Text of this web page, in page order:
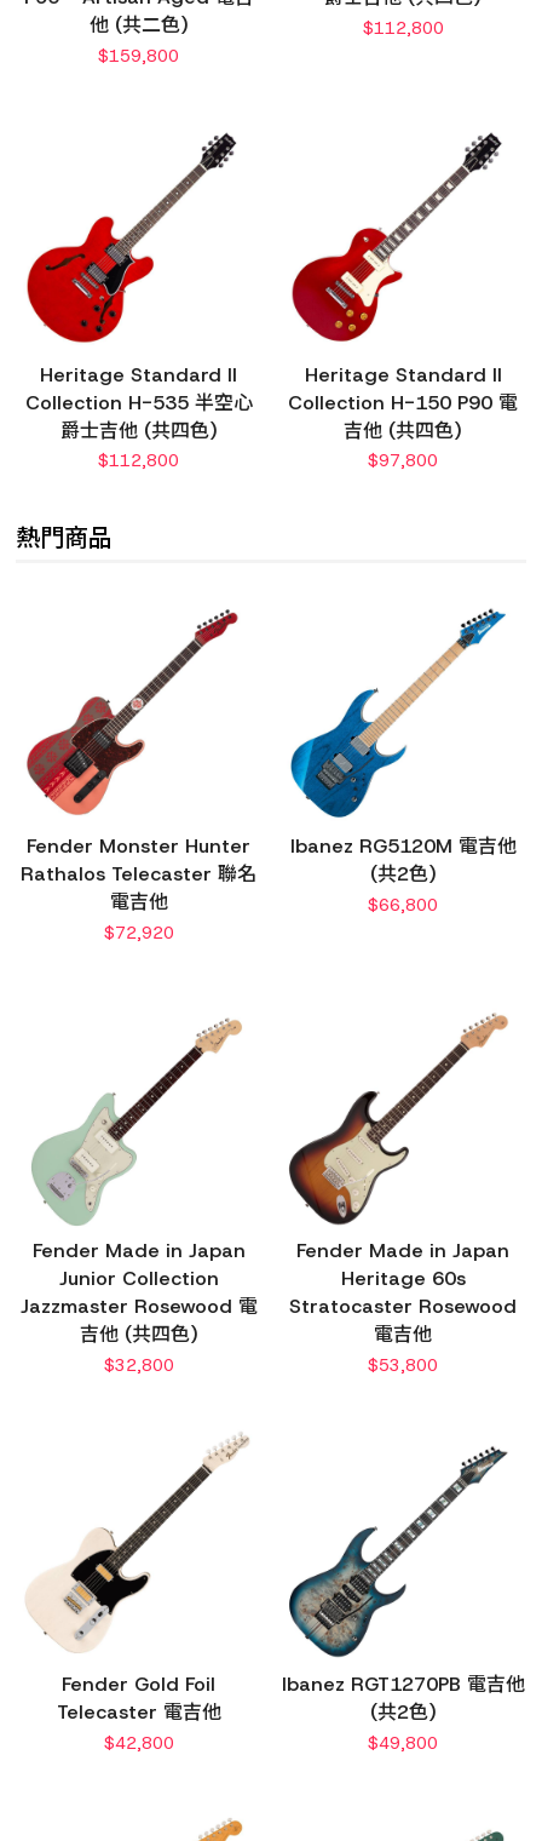
他 (共二色)
$159,800
$112,800
Heritage Standard II
Collection H-535 半空心
爵士吉他 (共四色)
$112,800
Heritage Standard II
Collection H-150 P90 電
吉他 (共四色)
$97,800
熱門商品
Fender Monster Hunter
Rathalos Telecaster 聯名
電吉他
$72,920
Ibanez RG5120M 電吉他
(共2色)
$66,800
Fender Made in Japan
Junior Collection
Jazzmaster Rosewood 電
吉他 (共四色)
$32,800
Fender Made in Japan
Heritage 60s
Stratocaster Rosewood
電吉他
$53,800
Fender Gold Foil
Telecaster 電吉他
$42,800
Ibanez RGT1270PB 電吉他
(共2色)
$49,800